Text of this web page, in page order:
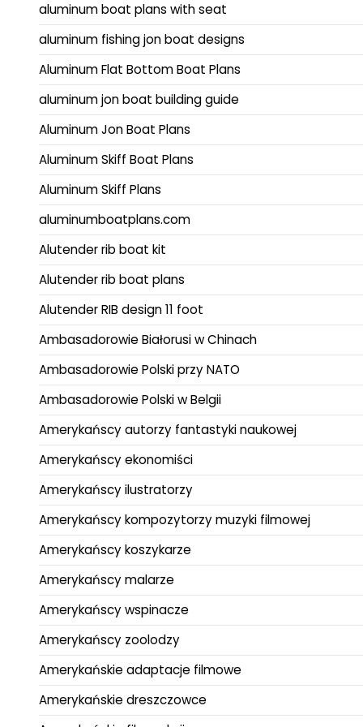
aluminum boat plans with seat
aluminum fishing jon boat designs
Aluminum Flat Bottom Boat Plans
aluminum jon boat building guide
Aluminum Jon Boat Plans
Aluminum Skiff Boat Plans
Aluminum Skiff Plans
aluminumboatplans.com
Alutender rib boat kit
Alutender rib boat plans
Alutender RIB design 11 foot
Ambasadorowie Białorusi w Chinach
Ambasadorowie Polski przy NATO
Ambasadorowie Polski w Belgii
Amerykańscy autorzy fantastyki naukowej
Amerykańscy ekonomiści
Amerykańscy ilustratorzy
Amerykańscy kompozytorzy muzyki filmowej
Amerykańscy koszykarze
Amerykańscy malarze
Amerykańscy wspinacze
Amerykańscy zoolodzy
Amerykańskie adaptacje filmowe
Amerykańskie dreszczowce